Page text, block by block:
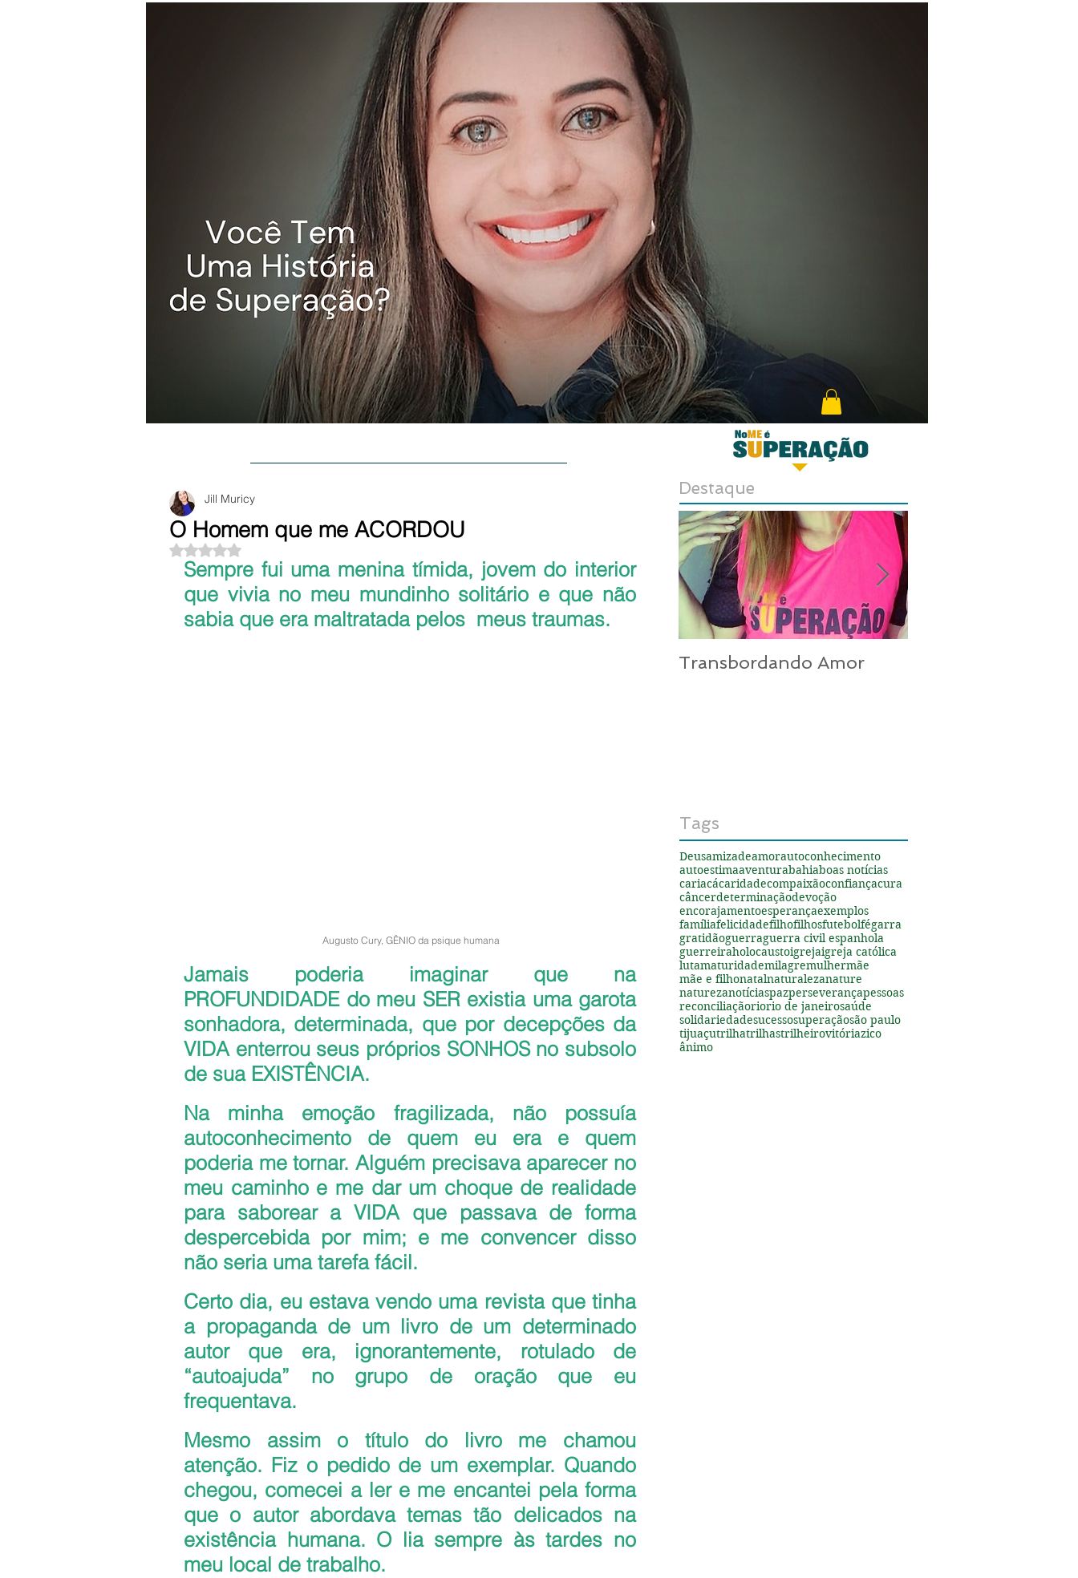
O Homem que me ACORDOU
Jill Muricy
Avaliado com NaN de 5 estrelas.
Sempre fui uma menina tímida, jovem do interior
que vivia no meu mundinho solitário e que não
sabia que era maltratada pelos  meus traumas.
Augusto Cury, GÊNIO da psique humana
Jamais poderia imaginar que na
PROFUNDIDADE do meu SER existia uma garota
sonhadora, determinada, que por decepções da
VIDA enterrou seus próprios SONHOS no subsolo
de sua EXISTÊNCIA.
Na minha emoção fragilizada, não possuía
autoconhecimento de quem eu era e quem
poderia me tornar. Alguém precisava aparecer no
meu caminho e me dar um choque de realidade
para saborear a VIDA que passava de forma
despercebida por mim; e me convencer disso
não seria uma tarefa fácil.
Certo dia, eu estava vendo uma revista que tinha
a propaganda de um livro de um determinado
autor que era, ignorantemente, rotulado de
“autoajuda” no grupo de oração que eu
frequentava.
Mesmo assim o título do livro me chamou
atenção. Fiz o pedido de um exemplar. Quando
chegou, comecei a ler e me encantei pela forma
que o autor abordava temas tão delicados na
existência humana. O lia sempre às tardes no
meu local de trabalho.
Destaque
Transbordando Amor
Tags
Deusamizadeamorautoconhecimento
autoestimaaventurabahiaboas notícias
cariacácaridadecompaixãoconfiançacura
câncerdeterminaçãodevoção
encorajamentoesperançaexemplos
famíliafelicidadefilhofilhosfutebolfégarra
gratidãoguerraguerra civil espanhola
guerreiraholocaustoigrejaigreja católica
lutamaturidademilagremulhermãe
mãe e filhonatalnaturalezanature
naturezanotíciaspazperseverançapessoas
reconciliaçãoriorio de janeirosaúde
solidariedadesucessosuperaçãosão paulo
tijuaçutrilhatrilhastrilheirovitóriazico
ânimo